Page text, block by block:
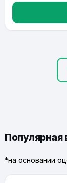
Популярная
*на основании